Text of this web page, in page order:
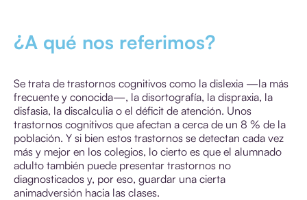
¿A qué nos referimos?
Se trata de trastornos cognitivos como la dislexia —la más
frecuente y conocida—, la disortografía, la dispraxia, la
disfasia, la discalculia o el déficit de atención. Unos
trastornos cognitivos que afectan a cerca de un 8 % de la
población. Y si bien estos trastornos se detectan cada vez
más y mejor en los colegios, lo cierto es que el alumnado
adulto también puede presentar trastornos no
diagnosticados y, por eso, guardar una cierta
animadversión hacia las clases.